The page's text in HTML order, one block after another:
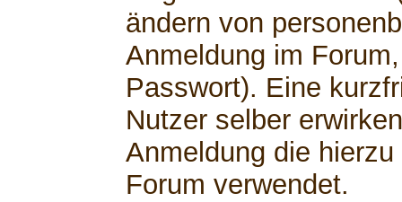
ändern von
Anmeldung im
Passwort). Eine
Nutzer selber
Anmeldung die
Forum verwendet.